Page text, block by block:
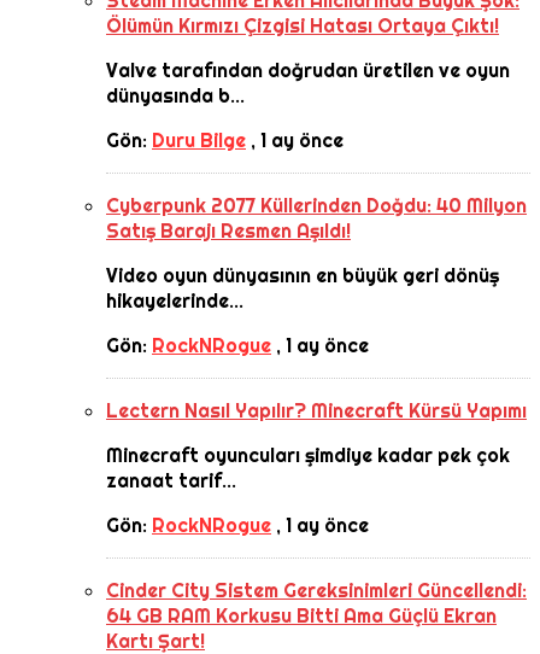
Ölümün Kırmızı Çizgisi Hatası Ortaya Çıktı!
Valve tarafından doğrudan üretilen ve oyun
dünyasında b...
Gön: Duru Bilge ,1 ay önce
Cyberpunk 2077 Küllerinden Doğdu: 40 Milyon
Satış Barajı Resmen Aşıldı!
Video oyun dünyasının en büyük geri dönüş
hikayelerinde...
Gön: RockNRogue ,1 ay önce
Lectern Nasıl Yapılır? Minecraft Kürsü Yapımı
Minecraft oyuncuları şimdiye kadar pek çok
zanaat tarif...
Gön: RockNRogue ,1 ay önce
Cinder City Sistem Gereksinimleri Güncellendi:
64 GB RAM Korkusu Bitti Ama Güçlü Ekran
Kartı Şart!